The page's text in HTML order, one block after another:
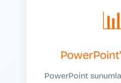
PowerPoint